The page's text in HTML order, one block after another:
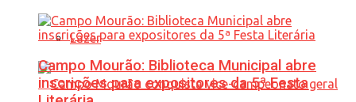
Lazer
Campo Mourão: Biblioteca Municipal abre
inscrições para expositores da 5ª Festa